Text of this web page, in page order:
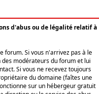
d'abus ou de légalité relatif à
forum. Si vous n'arrivez pas à le
modérateurs du forum et lui
Si vous ne recevez toujours
du domaine (faîtes une
sur un hébergeur gratuit